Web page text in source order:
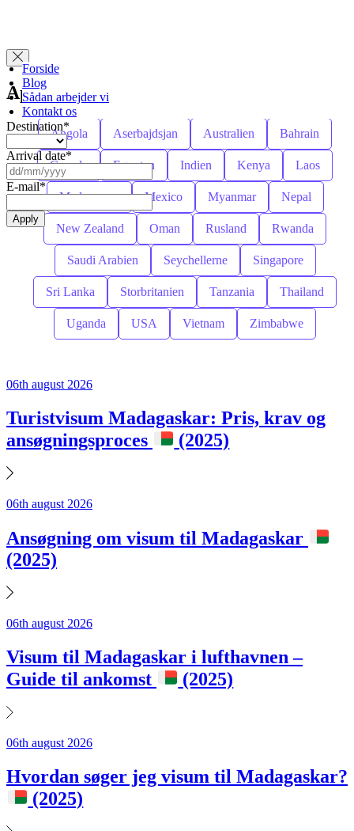
Forside
Blog
Sådan arbejder vi
Kontakt os
Apply for Visa
Destination*
Arrival date*
DD
slash
MM
slash
YYYY
E-mail*
Angola Aserbajdsjan Australien Bahrain
Canada Egypten Indien Kenya Laos
Madagascar Mexico Myanmar Nepal
New Zealand Oman Rusland Rwanda
Saudi Arabien Seychellerne Singapore
Sri Lanka Storbritanien Tanzania Thailand
Uganda USA Vietnam Zimbabwe
06th august 2026
Turistvisum Madagaskar: Pris, krav og
ansøgningsproces
(2025)
06th august 2026
Ansøgning om visum til Madagaskar
(2025)
06th august 2026
Visum til Madagaskar i lufthavnen –
Guide til ankomst
(2025)
06th august 2026
Hvordan søger jeg visum til Madagaskar?
(2025)